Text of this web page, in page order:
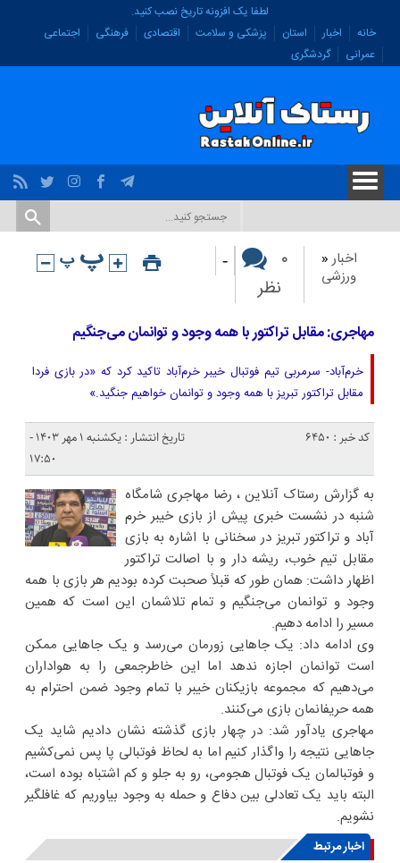
لطفا یک افزونه تاریخ نصب کنید.
خانه
اخبار استان پزشکی و سلامت اقتصادی فرهنگی
اجتماعی
عمرانی
گردشگری
اخبار«
ورزشی
۰
نظر
-
مهاجری: مقابل تراکتور با همه وجود و توانمان می‌جنگیم
خرم‌آباد- سرمربی تیم فوتبال خیبر خرم‌آباد تاکید کرد که «در بازی فردا
مقابل تراکتور تبریز با همه وجود و توانمان خواهیم جنگید.»
کد خبر : 6450
تاریخ انتشار : یکشنبه ۱ مهر ۱۴۰۳ -
۱۷:۵۰
به گزارش رستاک آنلاین ، رضا مهاجری شامگاه
شنبه در نشست خبری پیش از بازی خیبر خرم
آباد و تراکتور تبریز در سخنانی با اشاره به بازی
مقابل تیم خوب، ریشه دار و با اصالت تراکتور
اظهار داشت: همان طور که قبلاً صحبت کرده بودیم هر بازی با همه
وجود و توانمان می‌جنگیم و تمام تلاشمان این است که همین
مسیر را ادامه دهیم.
وی ادامه داد: یک جاهایی زورمان می‌رسد و یک جاهایی ممکن
است توانمان اجازه ندهد اما این خاطرجمعی را به هواداران
می‌دهیم که مجموعه بازیکنان خیبر با تمام وجود ضمن احترام به
همه حریفانمان بازی می‌کنند.
مهاجری یادآور شد: در چهار بازی گذشته نشان دادیم شاید یک
جاهایی نتیجه را واگذار کنیم اما به لحاظ فوتبالی پا پس نمی‌کشیم
و فوتبالمان یک فوتبال هجومی، رو به جلو و کم اشتباه بوده است،
البته باید یک تعادلی بین دفاع و حمله به وجود بیاوریم که غافلگیر
نشویم.
اخبار مرتبط